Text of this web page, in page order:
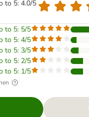
to 5: 4.0/5
to 5: 5/5
to 5: 4/5
to 5: 3/5
to 5: 2/5
to 5: 1/5